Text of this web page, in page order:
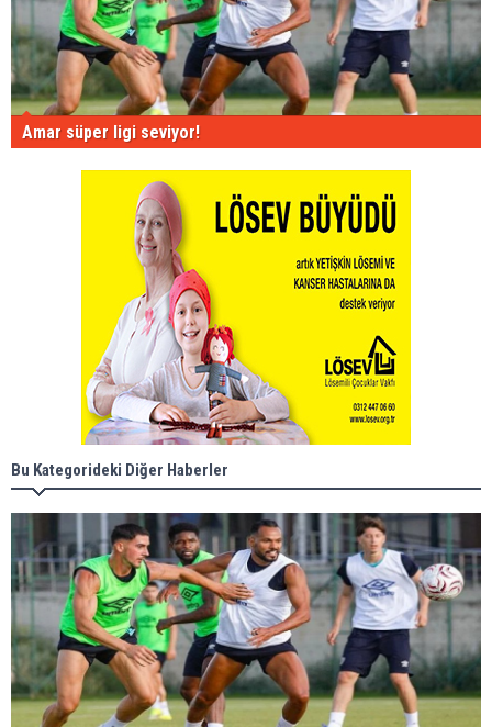
Amar süper ligi seviyor!
Bu Kategorideki Diğer Haberler